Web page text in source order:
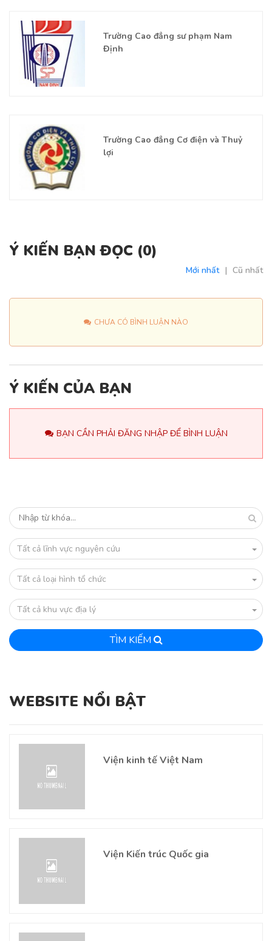
Trường Cao đẳng sư phạm Nam
Định
Trường Cao đẳng Cơ điện và Thuỷ
lợi
Ý KIẾN BẠN ĐỌC (0)
Mới nhất | Cũ nhất
CHƯA CÓ BÌNH LUẬN NÀO
Ý KIẾN CỦA BẠN
BẠN CẦN PHẢI ĐĂNG NHẬP ĐỂ BÌNH LUẬN
Tất cả lĩnh vực nguyên cứu
Tất cả loại hình tổ chức
Tất cả khu vực địa lý
TÌM KIẾM
WEBSITE NỔI BẬT
Viện kinh tế Việt Nam
Viện Kiến trúc Quốc gia